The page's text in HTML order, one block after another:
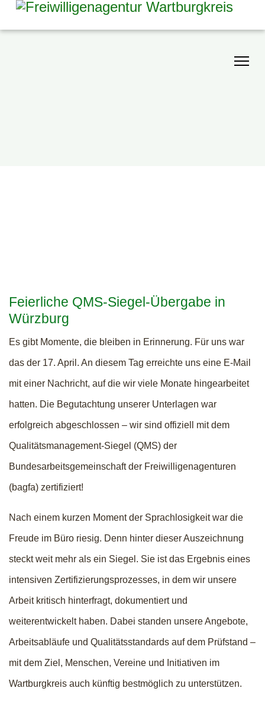
Feierliche QMS-Siegel-Übergabe in
Würzburg
Es gibt Momente, die bleiben in Erinnerung. Für uns war
das der 17. April. An diesem Tag erreichte uns eine E-Mail
mit einer Nachricht, auf die wir viele Monate hingearbeitet
hatten. Die Begutachtung unserer Unterlagen war
erfolgreich abgeschlossen – wir sind offiziell mit dem
Qualitätsmanagement-Siegel (QMS) der
Bundesarbeitsgemeinschaft der Freiwilligenagenturen
(bagfa) zertifiziert!
Nach einem kurzen Moment der Sprachlosigkeit war die
Freude im Büro riesig. Denn hinter dieser Auszeichnung
steckt weit mehr als ein Siegel. Sie ist das Ergebnis eines
intensiven Zertifizierungsprozesses, in dem wir unsere
Arbeit kritisch hinterfragt, dokumentiert und
weiterentwickelt haben. Dabei standen unsere Angebote,
Arbeitsabläufe und Qualitätsstandards auf dem Prüfstand –
mit dem Ziel, Menschen, Vereine und Initiativen im
Wartburgkreis auch künftig bestmöglich zu unterstützen.